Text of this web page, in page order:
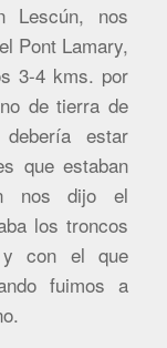
Lescún, nos
Pont Lamary,
3-4 kms. por
de tierra de
estar
que estaban
nos dijo el
los troncos
y con el que
fuimos a